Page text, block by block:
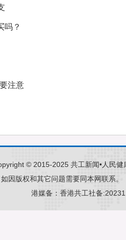
吗？
注意
© 2015-2025 共工新闻•人民健
因版权和其它问题需要同本网联系。
港媒备： 香港共工社备